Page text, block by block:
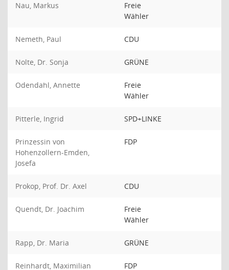
Nau, Markus
Freie
Wähler
Nemeth, Paul CDU
Nolte, Dr. Sonja GRÜNE
Odendahl, Annette
Freie
Wähler
Pitterle, Ingrid SPD+LINKE
Prinzessin von
Hohenzollern-Emden,
Josefa
FDP
Prokop, Prof. Dr. Axel CDU
Quendt, Dr. Joachim
Freie
Wähler
Rapp, Dr. Maria GRÜNE
Reinhardt, Maximilian FDP